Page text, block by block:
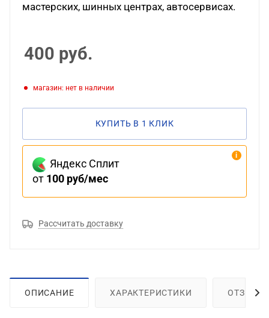
мастерских, шинных центрах, автосервисах.
400 руб.
Магазин: нет в наличии
КУПИТЬ В 1 КЛИК
Яндекс Сплит
от 100 руб/мес
Рассчитать доставку
ОПИСАНИЕ ХАРАКТЕРИСТИКИ ОТЗЫВЫ